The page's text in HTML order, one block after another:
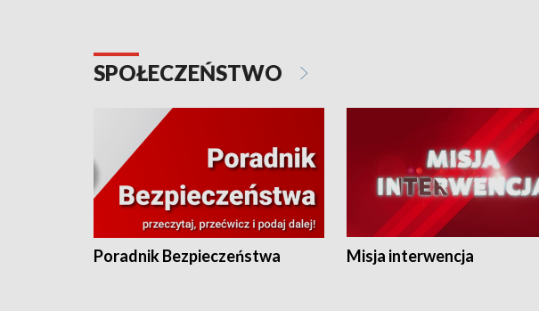
SPOŁECZEŃSTWO
Poradnik Bezpieczeństwa Misja interwencja